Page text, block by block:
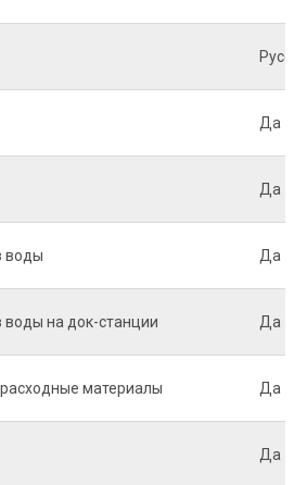
Да
Да
воды Да
воды на док-станции Да
материалы Да
Да